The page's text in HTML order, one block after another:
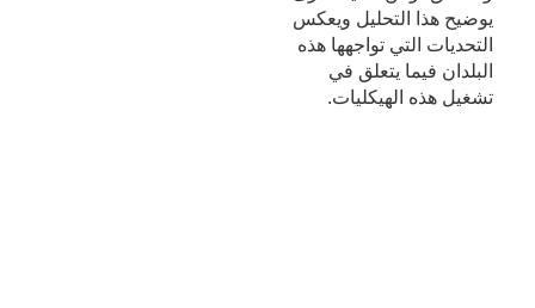
يوضيح هذا التحليل ويعكس
التحديات التي تواجهها هذه
البلدان فيما يتعلق في
تشغيل هذه الهيكليات.